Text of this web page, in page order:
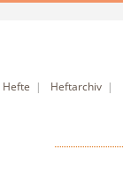
Hefte Heftarchiv